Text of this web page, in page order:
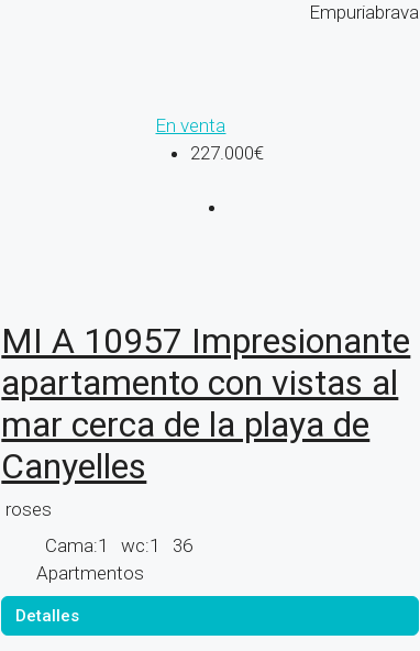
Empuriabrava
En venta
227.000€
MI A 10957 Impresionante
apartamento con vistas al
mar cerca de la playa de
Canyelles
roses
Cama:1 wc:1
36
Apartmentos
Detalles